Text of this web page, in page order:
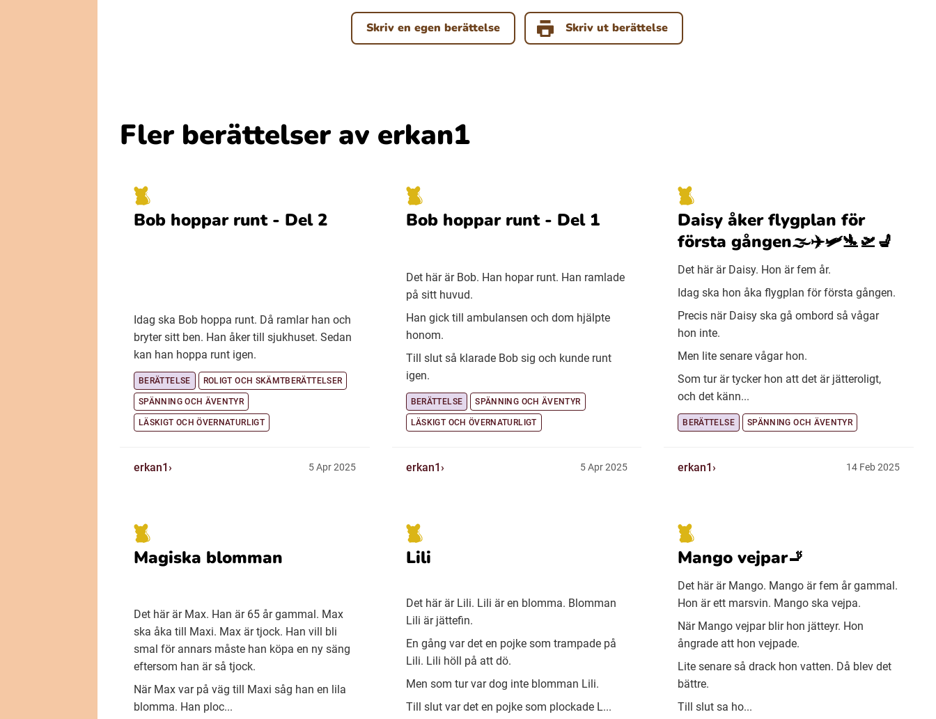
Skriv en egen berättelse Skriv ut berättelse
Fler berättelser av erkan1
Bob hoppar runt - Del 2
Idag ska Bob hoppa runt. Då ramlar han och
bryter sitt ben. Han åker till sjukhuset. Sedan
kan han hoppa runt igen.
BERÄTTELSE ROLIGT OCH SKÄMTBERÄTTELSER
SPÄNNING OCH ÄVENTYR
LÄSKIGT OCH ÖVERNATURLIGT
erkan1 5 Apr 2025
Bob hoppar runt - Del 1
Det här är Bob. Han hopar runt. Han ramlade
på sitt huvud.
Han gick till ambulansen och dom hjälpte
honom.
Till slut så klarade Bob sig och kunde runt
igen.
BERÄTTELSE SPÄNNING OCH ÄVENTYR
LÄSKIGT OCH ÖVERNATURLIGT
erkan1 5 Apr 2025
Daisy åker flygplan för
första gången🌫️✈️🛩️🛬🛫💺
Det här är Daisy. Hon är fem år.
Idag ska hon åka flygplan för första gången.
Precis när Daisy ska gå ombord så vågar
hon inte.
Men lite senare vågar hon.
Som tur är tycker hon att det är jätteroligt,
och det känn...
BERÄTTELSE SPÄNNING OCH ÄVENTYR
erkan1 14 Feb 2025
Magiska blomman
Det här är Max. Han är 65 år gammal. Max
ska åka till Maxi. Max är tjock. Han vill bli
smal för annars måste han köpa en ny säng
eftersom han är så tjock.
När Max var på väg till Maxi såg han en lila
blomma. Han ploc...
Lili
Det här är Lili. Lili är en blomma. Blomman
Lili är jättefin.
En gång var det en pojke som trampade på
Lili. Lili höll på att dö.
Men som tur var dog inte blomman Lili.
Till slut var det en pojke som plockade L...
Mango vejpar🚬
Det här är Mango. Mango är fem år gammal.
Hon är ett marsvin. Mango ska vejpa.
När Mango vejpar blir hon jätteyr. Hon
ångrade att hon vejpade.
Lite senare så drack hon vatten. Då blev det
bättre.
Till slut sa ho...